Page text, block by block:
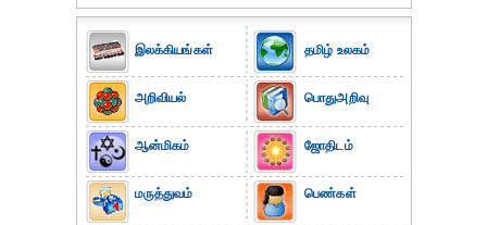
இலக்கியங்கள்
அறிவியல்
ஆன்மிகம்
மருத்துவம்
தமிழ் உலகம்
பொதுஅறிவு
ஜோதிடம்
பெண்கள்